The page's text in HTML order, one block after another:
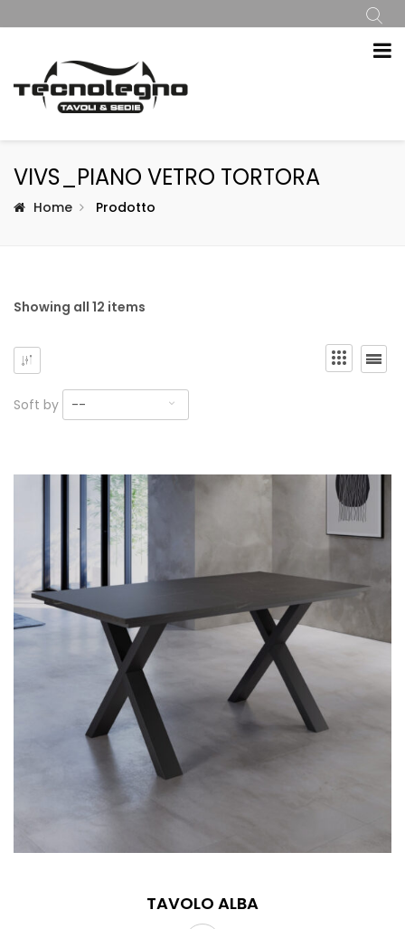
VIVS_PIANO VETRO TORTORA
Home Prodotto
Showing all 12 items
Soft by --
TAVOLO ALBA